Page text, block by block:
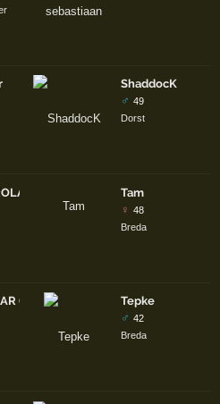
(BGP)
ShaddocK
♂ 49
Dorst
Tam
♀ 48
Breda
Tepke
♂ 42
Breda